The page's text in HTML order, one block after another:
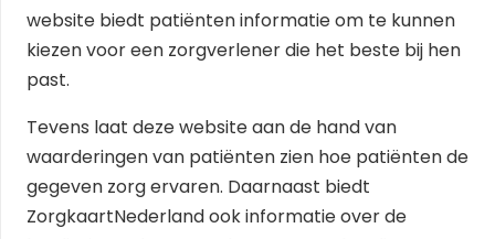
website biedt patiënten informatie om te kunnen
kiezen voor een zorgverlener die het beste bij hen
past.
Tevens laat deze website aan de hand van
waarderingen van patiënten zien hoe patiënten de
gegeven zorg ervaren. Daarnaast biedt
ZorgkaartNederland ook informatie over de